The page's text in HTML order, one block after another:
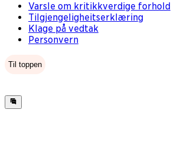
Varsle om kritikkverdige forhold
Tilgjengeligheitserklæring
Klage på vedtak
Personvern
Til toppen